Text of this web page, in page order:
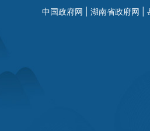
中国政府网 湖南省政府网